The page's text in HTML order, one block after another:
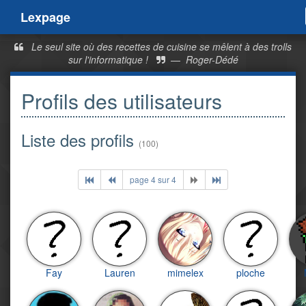
Lexpage
Le seul site où des recettes de cuisine se mêlent à des trolls
sur l'informatique !
— Roger-Dédé
Profils des utilisateurs
Liste des profils (100)
page 4 sur 4
Fay Lauren mimelex ploche